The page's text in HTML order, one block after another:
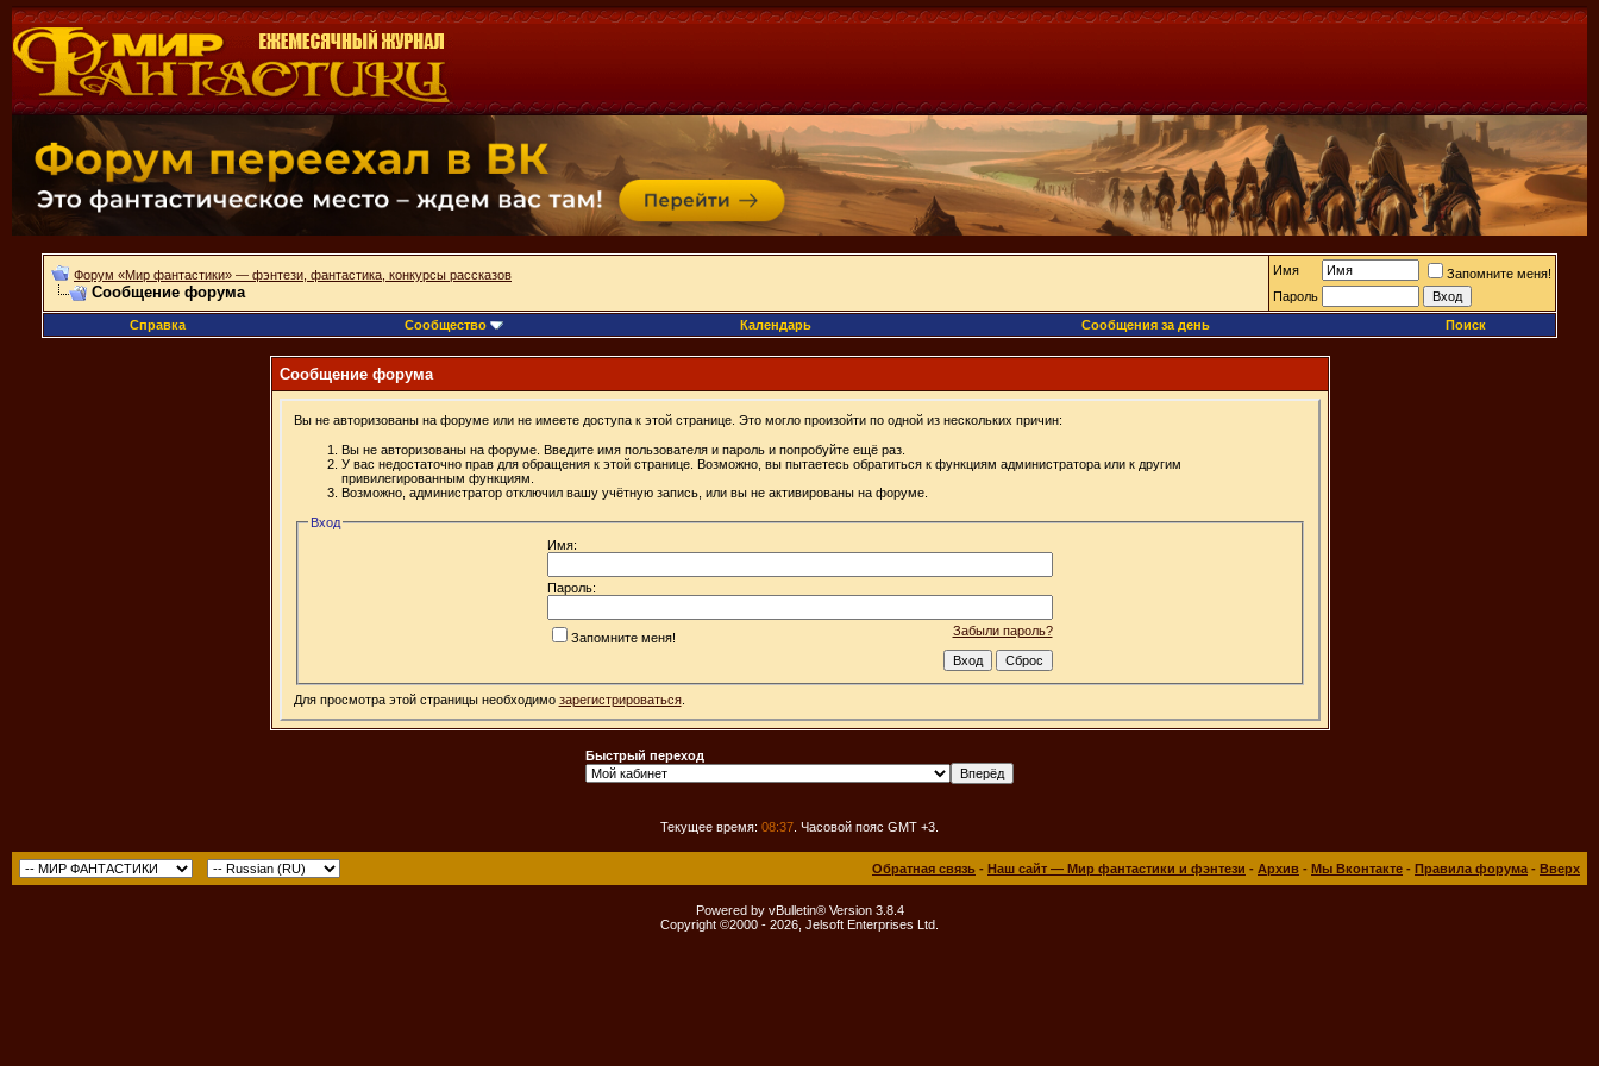
Форум «Мир фантастики» — фэнтези, фантастика, конкурсы рассказов
Сообщение форума
Имя
Запомните меня!
Пароль
Справка
Сообщество Календарь Сообщения за день Поиск
Сообщение форума
Вы не авторизованы на форуме или не имеете доступа к этой странице. Это могло произойти по одной из нескольких причин:
Вы не авторизованы на форуме. Введите имя пользователя и пароль и попробуйте ещё раз.
У вас недостаточно прав для обращения к этой странице. Возможно, вы пытаетесь обратиться к функциям администратора или к другим
привилегированным функциям.
Возможно, администратор отключил вашу учётную запись, или вы не активированы на форуме.
Вход
Имя:
Пароль:
Забыли пароль?
Запомните меня!
Для просмотра этой страницы необходимо зарегистрироваться.
Быстрый переход
Текущее время: 08:37 . Часовой пояс GMT +3.
Обратная связь - Наш сайт — Мир фантастики и фэнтези - Архив - Мы Вконтакте - Правила форума - Вверх
Powered by vBulletin® Version 3.8.4
Copyright ©2000 - 2026, Jelsoft Enterprises Ltd.